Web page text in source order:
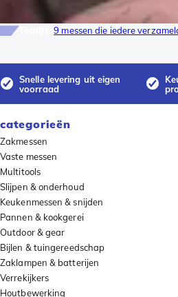
Toplijst9 messen die iedere
Snelle levering uit eigen
voorraad
categorieën
Zakmessen
Vaste messen
Multitools
Slijpen & onderhoud
Keukenmessen & snijden
Pannen & kookgerei
Outdoor & gear
Bijlen & tuingereedschap
Zaklampen & batterijen
Verrekijkers
Houtbewerking